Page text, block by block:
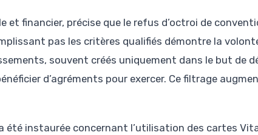
et financier, précise que le refus d’octroi de
pas les critères qualifiés démontre la
souvent créés uniquement dans le but de
d’agréments pour exercer. Ce filtrage
été instaurée concernant l’utilisation des cartes